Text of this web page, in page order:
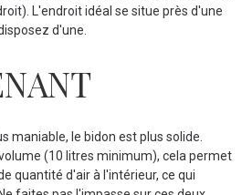
L'endroit idéal se situe près d'une
d'une.
maniable, le bidon est plus solide.
(10 litres minimum), cela permet
quantité d'air à l'intérieur, ce qui